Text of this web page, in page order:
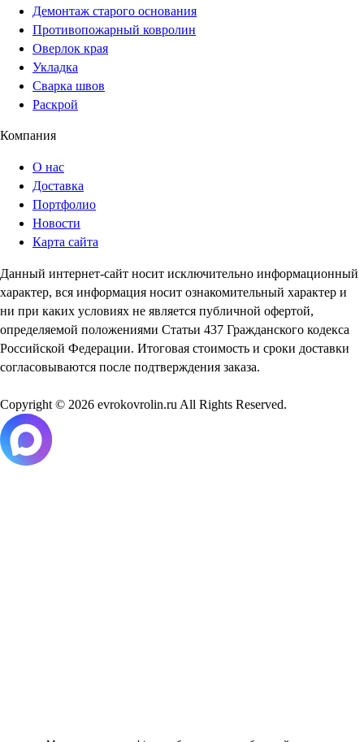
Демонтаж старого основания
Противопожарный ковролин
Оверлок края
Укладка
Сварка швов
Раскрой
Компания
О нас
Доставка
Портфолио
Новости
Карта сайта
Данный интернет-сайт носит исключительно информационный
характер, вся информация носит ознакомительный характер и
ни при каких условиях не является публичной офертой,
определяемой положениями Статьи 437 Гражданского кодекса
Российской Федерации. Итоговая стоимость и сроки доставки
согласовываются после подтверждения заказа.
Copyright © 2026 evrokovrolin.ru All Rights Reserved.